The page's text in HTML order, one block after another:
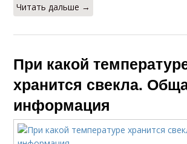
Читать дальше →
При какой
хранится свекла.
информация